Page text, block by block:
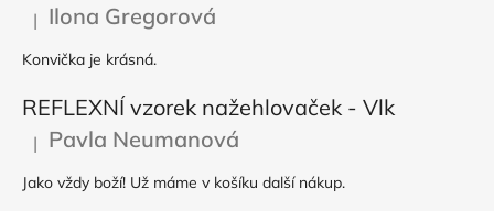
Hodnocení produktu je 5 z 5 hvězdiček.
| Ilona Gregorová
Konvička je krásná.
REFLEXNÍ vzorek nažehlovaček - Vlk
Hodnocení produktu je 5 z 5 hvězdiček.
| Pavla Neumanová
Jako vždy boží! Už máme v košíku další nákup.